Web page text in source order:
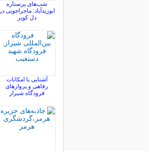
شب‌های پرستاره
ابوزیدآباد: ماجراجویی در
دل کویر
آشنایی با امکانات
رفاهی و پروازهای
فرودگاه شیراز